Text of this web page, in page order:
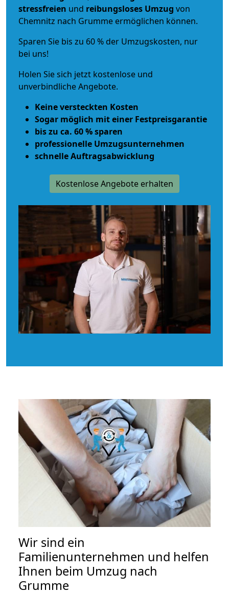
stressfreien und reibungsloses Umzug von
Chemnitz nach Grumme ermöglichen können.
Sparen Sie bis zu 60 % der Umzugskosten, nur
bei uns!
Holen Sie sich jetzt kostenlose und
unverbindliche Angebote.
Keine versteckten Kosten
Sogar möglich mit einer Festpreisgarantie
bis zu ca. 60 % sparen
professionelle Umzugsunternehmen
schnelle Auftragsabwicklung
Kostenlose Angebote erhalten
Wir sind ein
Familienunternehmen und helfen
Ihnen beim Umzug nach
Grumme